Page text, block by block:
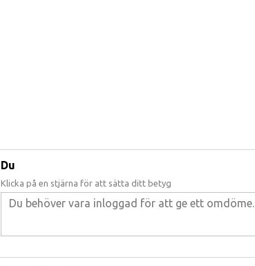
Du
Klicka på en stjärna för att sätta ditt betyg